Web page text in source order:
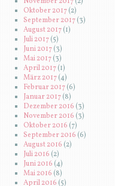
Oktober 2017(2)
September 2017(3)
August 2017(1)
Juli 2017(5)
Juni 2017(3)
Mai 2017(3)
April 2017(1)
März 2017(4)
Februar 2017(6)
Januar 2017(8)
Dezember 2016 (3)
November 2016 (3)
Oktober 2016 (7)
September 2016 (6)
August 2016(2)
Juli 2016 (2)
Juni 2016 (4)
Mai 2016 (8)
April 2016 (5)